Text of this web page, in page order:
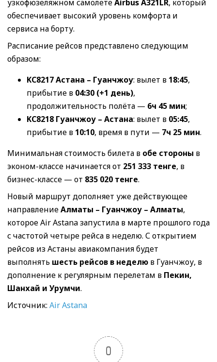
узкофюзеляжном самолетеAirbus A321LR, который
обеспечивает высокий уровень комфорта и
сервиса на борту.
Расписание рейсов представлено следующим
образом:
KC8217 Астана – Гуанчжоу: вылет в 18:45,
прибытие в 04:30 (+1 день),
продолжительность полёта — 6ч 45 мин;
KC8218 Гуанчжоу – Астана: вылет в 05:45,
прибытие в 10:10, время в пути — 7ч 25 мин.
Минимальная стоимость билета в обе стороны в
эконом-классе начинается от 251 333 тенге, в
бизнес-классе — от 835 020 тенге.
Новый маршрут дополняет уже действующее
направлениеАлматы – Гуанчжоу – Алматы,
которое Air Astana запустила в марте прошлого года
с частотой четыре рейса в неделю. С открытием
рейсов из Астаны авиакомпания будет
выполнять шесть рейсов в неделю в Гуанчжоу, в
дополнение к регулярным перелетам в Пекин,
Шанхай и Урумчи.
Источник: Air Astana
0